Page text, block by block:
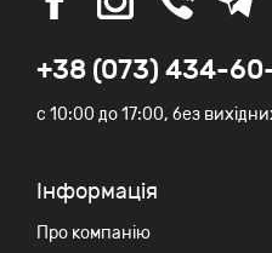
+38 (073) 434-
c 10:00 до 17:00, без
Iнформація
Про компанію